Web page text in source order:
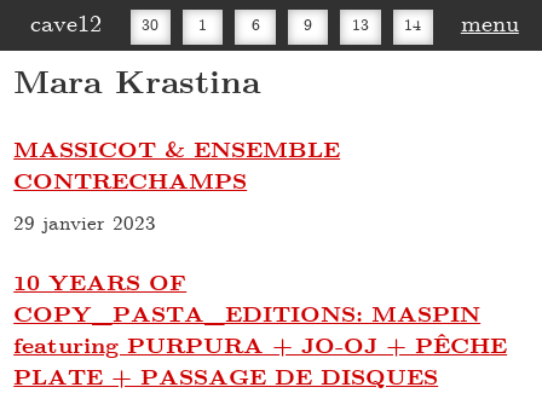
cave12 30 1 6 9 13 14
16 20
menu
Mara Krastina
MASSICOT & ENSEMBLE
CONTRECHAMPS
29 janvier 2023
10 YEARS OF
COPY_PASTA_EDITIONS: MASPIN
featuring PURPURA + JO-OJ + PÊCHE
PLATE + PASSAGE DE DISQUES